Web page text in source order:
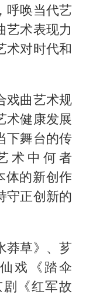
呼唤当代艺
艺术表现力
术对时代和
戏曲艺术规
术健康发展
下舞台的传
术中何者
体的新创作
守正创新的
莽草》、芗
戏《踏伞
《红军故